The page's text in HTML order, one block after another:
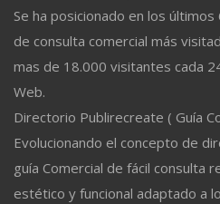
Se ha posicionado en los
de consulta comercial más
mas de 18.000 visitantes cada
Web.
Directorio Publirecreate ( Guía
Evolucionando el concepto de
guía Comercial de fácil consulta
estético y funcional adaptado a